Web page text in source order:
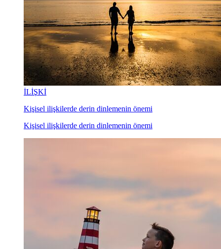
İLİŞKİ
Kişisel ilişkilerde derin dinlemenin önemi
Kişisel ilişkilerde derin dinlemenin önemi